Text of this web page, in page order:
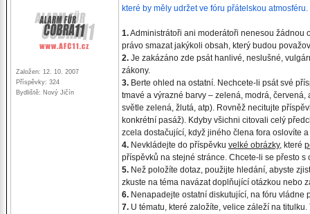
Založen: 12. 10. 2007
Příspěvky: 324
Bydliště: Nový Jičín
které by měly udržet ve fóru přátelskou atmosféru.
1.Administrátoři ani moderátoři nenesou žádnou
právo smazat jakýkoli obsah, který budou
2. Je zakázáno zde psát hanlivé, neslušné,
zákony.
3. Berte ohled na ostatní. Nechcete-li psát své
tmavé a výrazné barvy – zelená, modrá,
světle zelená, žlutá, atp). Rovněž necitujte
konkrétní pasáž). Kdyby všichni citovali celý
zcela dostačující, když jiného člena fora oslovíte
4. Nevkládejte do příspěvku velké obrázky, které
příspěvků na stejné stránce. Chcete-li se přesto
5. Než položíte dotaz, použijte hledání, abyste
zkuste na téma navázat doplňující otázkou nebo
6. Nenapadejte ostatní diskutující, na fóru
7. U tématu, které založíte, velice záleží na